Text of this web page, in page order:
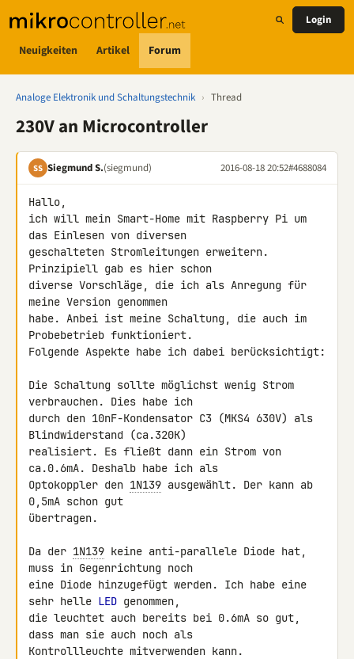
Neuigkeiten Artikel Forum
Login
Analoge Elektronik und Schaltungstechnik › Thread
230V an Microcontroller
SS Siegmund S.(siegmund) 2016-08-18 20:52#4688084
Hallo,
ich will mein Smart-Home mit Raspberry Pi um
das Einlesen von diversen
geschalteten Stromleitungen erweitern.
Prinzipiell gab es hier schon
diverse Vorschläge, die ich als Anregung für
meine Version genommen
habe. Anbei ist meine Schaltung, die auch im
Probebetrieb funktioniert.
Folgende Aspekte habe ich dabei berücksichtigt:
Die Schaltung sollte möglichst wenig Strom
verbrauchen. Dies habe ich
durch den 10nF-Kondensator C3 (MKS4 630V) als
Blindwiderstand (ca.320K)
realisiert. Es fließt dann ein Strom von
ca.0.6mA. Deshalb habe ich als
Optokoppler den 1N139 ausgewählt. Der kann ab
0,5mA schon gut
übertragen.
Da der 1N139 keine anti-parallele Diode hat,
muss in Gegenrichtung noch
eine Diode hinzugefügt werden. Ich habe eine
sehr helle LED genommen,
die leuchtet auch bereits bei 0.6mA so gut,
dass man sie auch noch als
Kontrollleuchte mitverwenden kann.